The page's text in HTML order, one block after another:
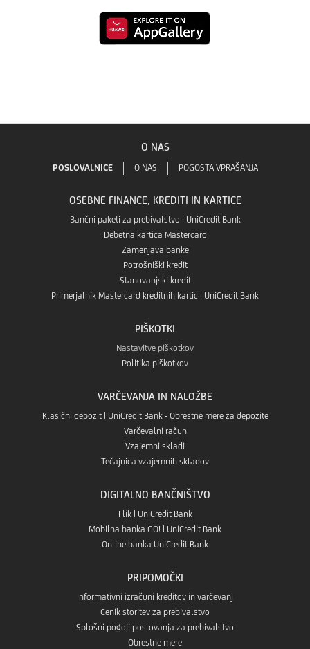
banka
Google
Play
Mobilna
v
App
store
Prenesite
v
Aplikaciji
App
O NAS
POSLOVALNICE O NAS POGOSTA VPRAŠANJA
OSEBNE FINANCE, KREDITI IN KARTICE
Bančni paketi za prebivalstvo | UniCredit Bank
Debetna kartica Mastercard
Zamenjava banke
Potrošniški kredit
Stanovanjski kredit
Primerjalnik Mastercard kreditnih kartic | UniCredit Bank
PIŠKOTKI
Nastavitve piškotkov
Politika piškotkov
VARČEVANJA IN NALOŽBE
Klasični depozit | UniCredit Bank - Obrestne mere za depozite
Varčevalni račun
Vzajemni skladi
Tečajnica vzajemnih skladov
DIGITALNO BANČNIŠTVO
Flik | UniCredit Bank
Mobilna banka GO! | UniCredit Bank
Online banka UniCredit Bank
PRIPOMOČKI
Informativni izračuni kreditov in varčevanj
Cenik storitev za prebivalstvo
Splošni pogoji poslovanja za prebivalstvo
Obrestne mere